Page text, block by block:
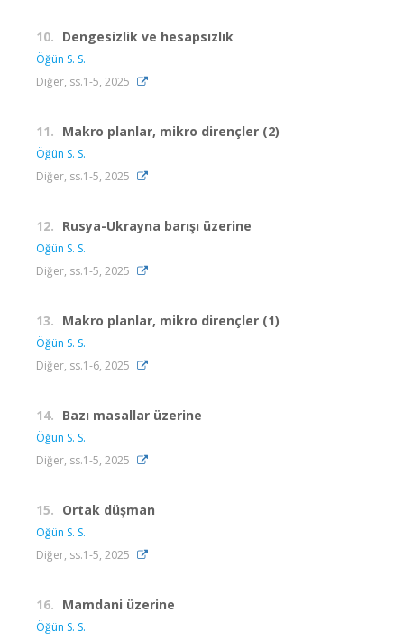
10. Dengesizlik ve hesapsızlık
Öğün S. S.
Diğer, ss.1-5, 2025
11. Makro planlar, mikro dirençler (2)
Öğün S. S.
Diğer, ss.1-5, 2025
12. Rusya-Ukrayna barışı üzerine
Öğün S. S.
Diğer, ss.1-5, 2025
13. Makro planlar, mikro dirençler (1)
Öğün S. S.
Diğer, ss.1-6, 2025
14. Bazı masallar üzerine
Öğün S. S.
Diğer, ss.1-5, 2025
15. Ortak düşman
Öğün S. S.
Diğer, ss.1-5, 2025
16. Mamdani üzerine
Öğün S. S.